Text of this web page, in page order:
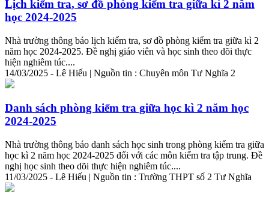
Lịch kiểm tra, sơ đồ phòng kiểm tra giữa kì 2 năm
học 2024-2025
Nhà trường thông báo lịch kiểm tra, sơ đồ phòng kiểm tra giữa kì 2
năm học 2024-2025. Đề nghị giáo viên và học sinh theo dõi thực
hiện nghiêm túc....
14/03/2025 - Lê Hiếu | Nguồn tin : Chuyên môn Tư Nghĩa 2
Danh sách phòng kiểm tra giữa học kì 2 năm học
2024-2025
Nhà trường thông báo danh sách học sinh trong phòng kiểm tra giữa
học kì 2 năm học 2024-2025 đối với các môn kiểm tra tập trung. Đề
nghị học sinh theo dõi thực hiện nghiêm túc....
11/03/2025 - Lê Hiếu | Nguồn tin : Trường THPT số 2 Tư Nghĩa